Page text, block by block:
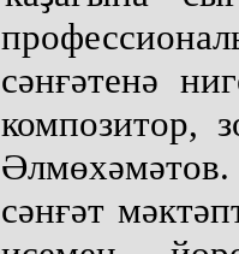
сәнғәтенә
композитор,
сәнғәт